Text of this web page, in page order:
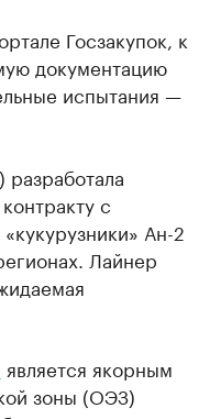
Госзакупок, к
документацию
испытания —
с
Ан-2
Лайнер
является якорным
зоны (ОЭЗ)